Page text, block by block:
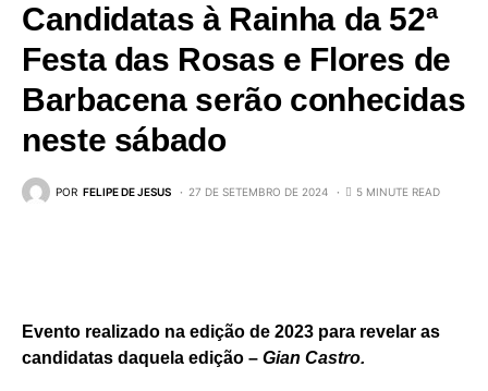
Candidatas à Rainha da 52ª
Festa das Rosas e Flores de
Barbacena serão conhecidas
neste sábado
POR FELIPE DE JESUS 27 DE SETEMBRO DE 2024 5 MINUTE READ
Evento realizado na edição de 2023 para revelar as
candidatas daquela edição – Gian Castro.